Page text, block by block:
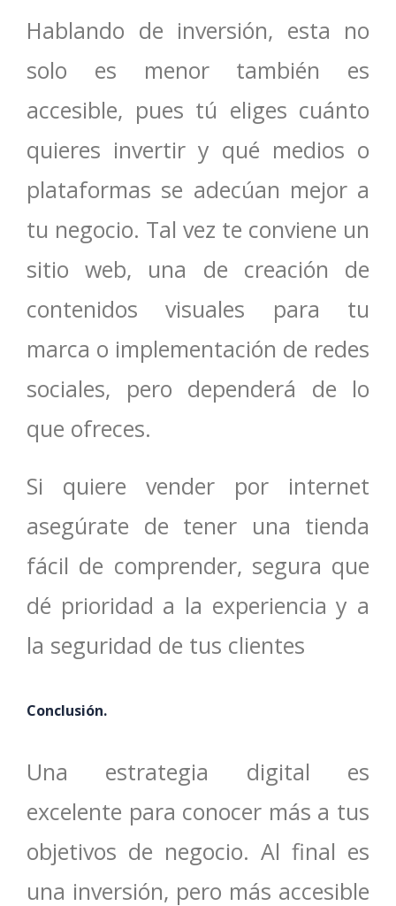
Hablando de inversión, esta no
solo es menor también es
accesible, pues tú eliges cuánto
quieres invertir y qué medios o
plataformas se adecúan mejor a
tu negocio. Tal vez te conviene un
sitio web, una de creación de
contenidos visuales para tu
marca o implementación de redes
sociales, pero dependerá de lo
que ofreces.
Si quiere vender por internet
asegúrate de tener una tienda
fácil de comprender, segura que
dé prioridad a la experiencia y a
la seguridad de tus clientes
Conclusión.
Una estrategia digital es
excelente para conocer más a tus
objetivos de negocio. Al final es
una inversión, pero más accesible